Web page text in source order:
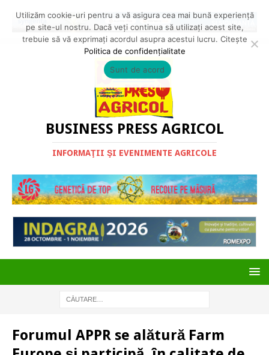
BUSINESS PRESS AGRICOL
INFORMAŢII ŞI EVENIMENTE AGRICOLE
Forumul APPR se alătură Farm
Utilizăm cookie-uri pentru a vă asigura cea mai bună experiență
pe site-ul nostru. Dacă veți continua să utilizați acest site,
trebuie să vă exprimați acordul asupra acestui lucru. Citește
Politica de confidențialitate
Sunt de acord